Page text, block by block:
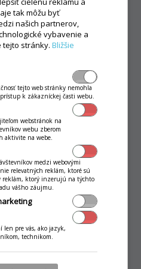
ju správne nastaviť?
video návod.
tak môžu byť
našich partnerov,
vybavenie a
tejto stránky.Bližšie
tejto web stránky nemohla
k zákazníckej časti webu.
webstránok na
webu zberom
aktivite na webe.
medzi webovými
relevatných reklám, ktoré sú
reklám, ktorý inzerujú na týchto
vášho záujmu.
len pre vás, ako jazyk,
technikom.